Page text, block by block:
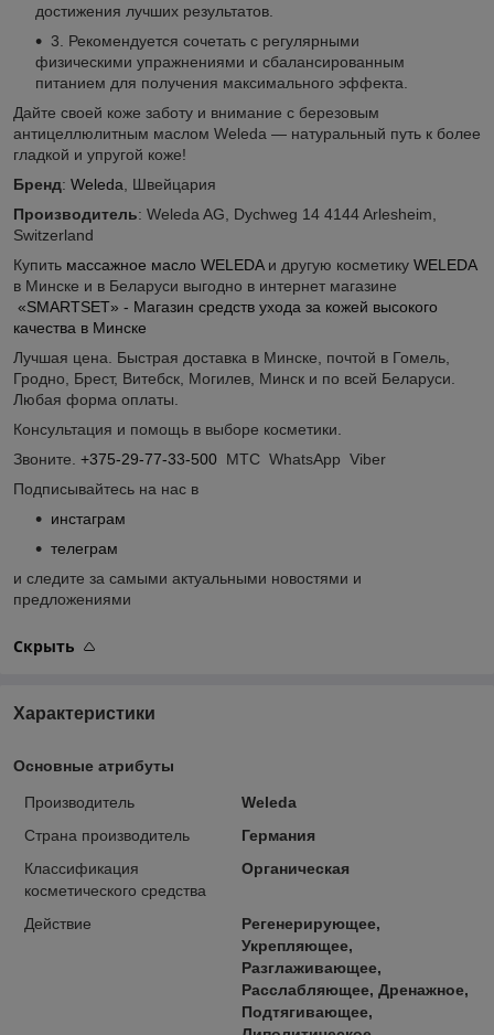
достижения лучших результатов.
3. Рекомендуется сочетать с регулярными
физическими упражнениями и сбалансированным
питанием для получения максимального эффекта.
Дайте своей коже заботу и внимание с березовым
антицеллюлитным маслом Weleda — натуральный путь к более
гладкой и упругой коже!
Бренд: Weleda , Швейцария
Производитель: Weleda AG, Dychweg 14 4144 Arlesheim,
Switzerland
Купить массажное масло WELEDAи другую косметику WELEDA
в Минске и в Беларуси выгодно в интернет магазине
«SMARTSET» - Магазин средств ухода за кожей высокого
качества в Минске
Лучшая цена. Быстрая доставка в Минске, почтой в Гомель,
Гродно, Брест, Витебск, Могилев, Минск и по всей Беларуси.
Любая форма оплаты.
Консультация и помощь в выборе косметики.
Звоните. +375-29-77-33-500 МТС WhatsApp Viber
Подписывайтесь на нас в
инстаграм
телеграм
и следите за самыми актуальными новостями и
предложениями
Скрыть
Характеристики
Основные атрибуты
Производитель
Weleda
Страна производитель
Германия
Классификация
косметического средства
Органическая
Действие
Регенерирующее,
Укрепляющее,
Разглаживающее,
Расслабляющее, Дренажное,
Подтягивающее,